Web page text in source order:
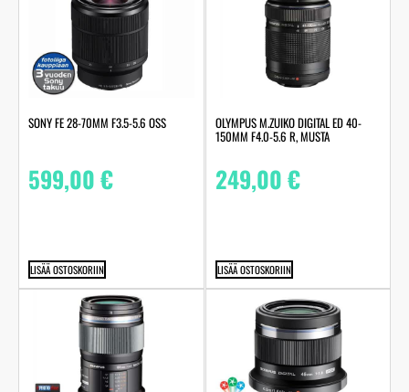
SONY FE 28-70MM F3.5-5.6 OSS
599,00€
LISÄÄ OSTOSKORIIN
OLYMPUS M.ZUIKO DIGITAL ED 40-
150MM F4.0-5.6 R, MUSTA
249,00€
LISÄÄ OSTOSKORIIN